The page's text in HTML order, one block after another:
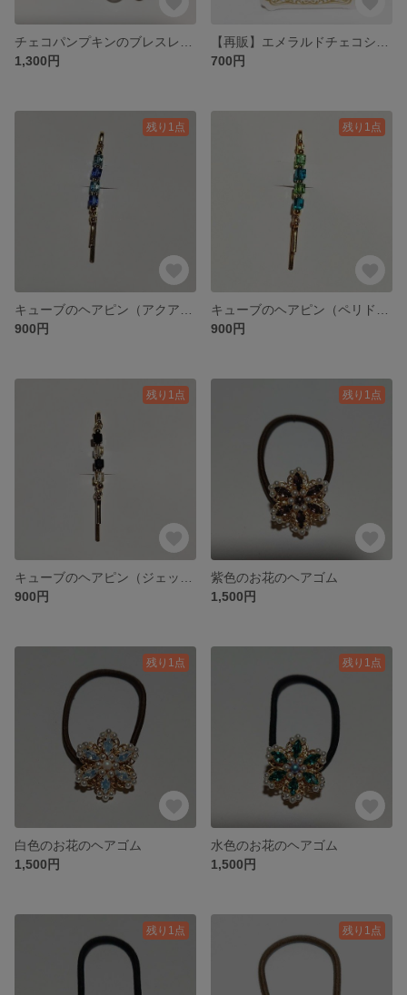
1,300円
700円
残り1点
900円
残り1点
900円
残り1点
900円
残り1点
紫色のお花のヘアゴム
1,500円
残り1点
白色のお花のヘアゴム
1,500円
残り1点
水色のお花のヘアゴム
1,500円
残り1点 残り1点